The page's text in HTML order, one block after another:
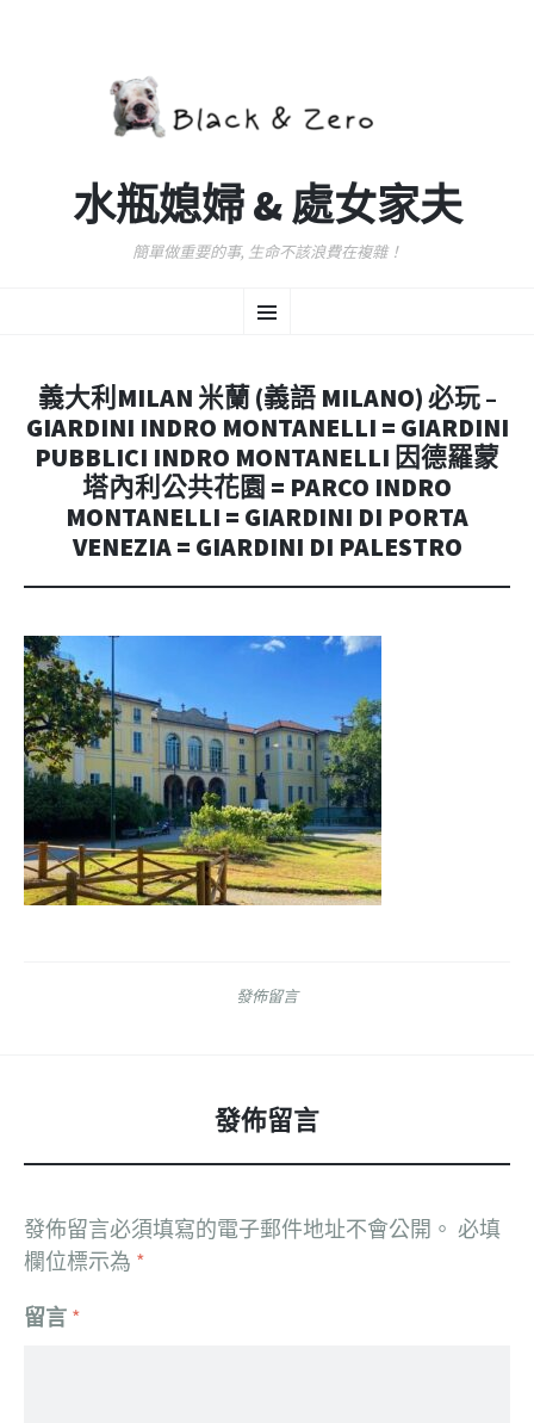
水瓶媳婦 & 處女家夫
簡單做重要的事, 生命不該浪費在複雜！
選
至
容
義大利MILAN 米蘭 (義語 MILANO) 必玩 –
GIARDINI INDRO MONTANELLI = GIARDINI
PUBBLICI INDRO MONTANELLI 因德羅蒙
塔內利公共花園 = PARCO INDRO
MONTANELLI = GIARDINI DI PORTA
VENEZIA = GIARDINI DI PALESTRO
發佈留言
發佈留言
發佈留言必須填寫的電子郵件地址不會公開。 必填
欄位標示為 *
留言 *